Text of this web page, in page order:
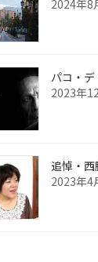
2024年8
パコ・
2023年
追悼・
2023年4